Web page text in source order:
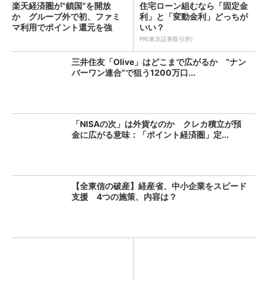
楽天経済圏が“鎖国”を開放
か グループ外で初、ファミ
マ利用でポイント還元を強
住宅ローン組むなら「固定金
利」と「変動金利」どっちが
いい？
PR(東京証券取引所)
三井住友「Olive」はどこまで広がるか “ナン
バーワン連合”で狙う1200万口...
「NISAの次」は外貨なのか クレカ積立が預
金に広がる意味：「ポイント経済圏」定...
【全東信の破産】経産省、中小企業をスピード
支援 4つの施策、内容は？